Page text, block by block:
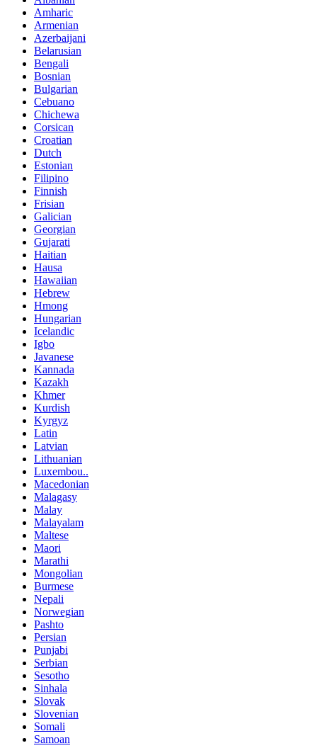
Amharic
Armenian
Azerbaijani
Belarusian
Bengali
Bosnian
Bulgarian
Cebuano
Chichewa
Corsican
Croatian
Dutch
Estonian
Filipino
Finnish
Frisian
Galician
Georgian
Gujarati
Haitian
Hausa
Hawaiian
Hebrew
Hmong
Hungarian
Icelandic
Igbo
Javanese
Kannada
Kazakh
Khmer
Kurdish
Kyrgyz
Latin
Latvian
Lithuanian
Luxembou..
Macedonian
Malagasy
Malay
Malayalam
Maltese
Maori
Marathi
Mongolian
Burmese
Nepali
Norwegian
Pashto
Persian
Punjabi
Serbian
Sesotho
Sinhala
Slovak
Slovenian
Somali
Samoan